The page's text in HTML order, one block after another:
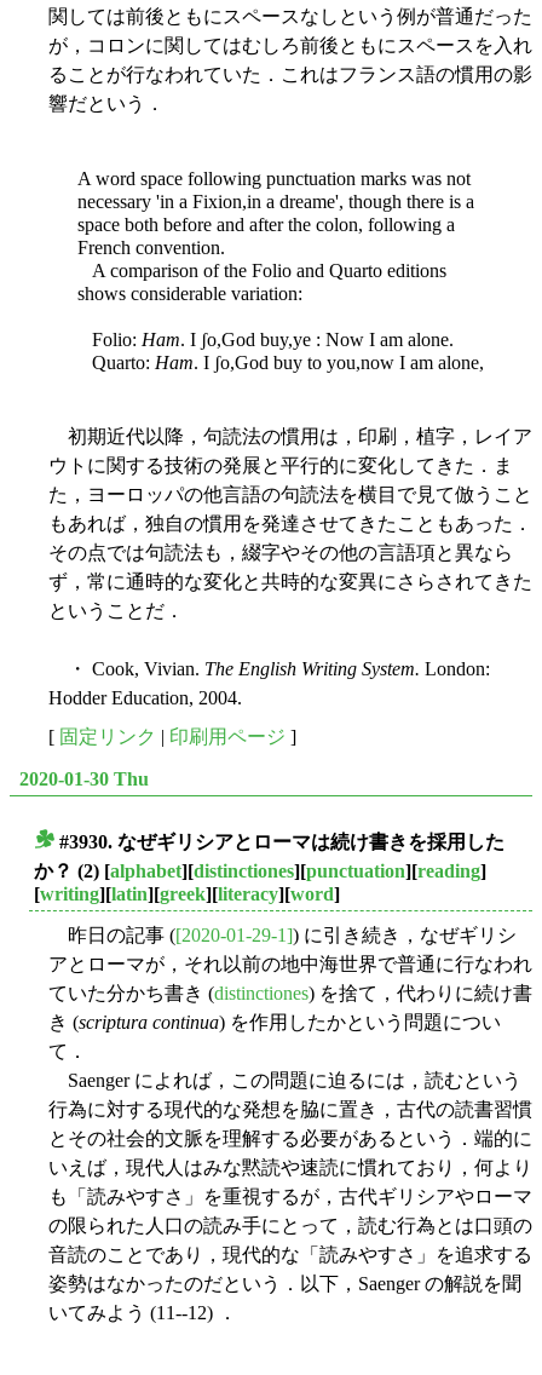
関しては前後ともにスペースなしという例が普通だった
が，コロンに関してはむしろ前後ともにスペースを入れ
ることが行なわれていた．これはフランス語の慣用の影
響だという．
A word space following punctuation marks was not
necessary 'in a Fixion,in a dreame', though there is a
space both before and after the colon, following a
French convention.
A comparison of the Folio and Quarto editions
shows considerable variation:
Folio: Ham. I ʃo,God buy,ye : Now I am alone.
Quarto: Ham. I ʃo,God buy to you,now I am alone,
初期近代以降，句読法の慣用は，印刷，植字，レイア
ウトに関する技術の発展と平行的に変化してきた．ま
た，ヨーロッパの他言語の句読法を横目で見て倣うこと
もあれば，独自の慣用を発達させてきたこともあった．
その点では句読法も，綴字やその他の言語項と異なら
ず，常に通時的な変化と共時的な変異にさらされてきた
ということだ．
・ Cook, Vivian. The English Writing System. London:
Hodder Education, 2004.
[ 固定リンク 印刷用ページ ]
2020-01-30 Thu
#3930. なぜギリシアとローマは続け書きを採用した
か？ (2) [alphabet][distinctiones][punctuation][reading]
[writing][latin][greek][literacy][word]
昨日の記事 ([2020-01-29-1]) に引き続き，なぜギリシ
アとローマが，それ以前の地中海世界で普通に行なわれ
ていた分かち書き (distinctiones) を捨て，代わりに続け書
き (scriptura continua) を作用したかという問題につい
て．
Saenger によれば，この問題に迫るには，読むという
行為に対する現代的な発想を脇に置き，古代の読書習慣
とその社会的文脈を理解する必要があるという．端的に
いえば，現代人はみな黙読や速読に慣れており，何より
も「読みやすさ」を重視するが，古代ギリシアやローマ
の限られた人口の読み手にとって，読む行為とは口頭の
音読のことであり，現代的な「読みやすさ」を追求する
姿勢はなかったのだという．以下，Saenger の解説を聞
いてみよう (11--12) ．